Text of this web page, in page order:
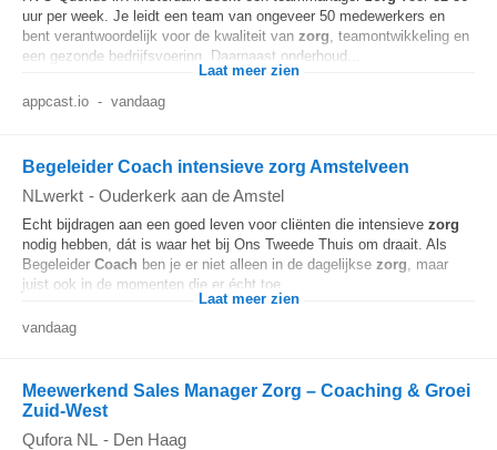
uur per week. Je leidt een team van ongeveer 50 medewerkers en
bent verantwoordelijk voor de kwaliteit van zorg, teamontwikkeling en
een gezonde bedrijfsvoering. Daarnaast onderhoud...
Laat meer zien
appcast.io - vandaag
Begeleider Coach intensieve zorg Amstelveen
NLwerkt - Ouderkerk aan de Amstel
Echt bijdragen aan een goed leven voor cliënten die intensieve zorg
nodig hebben, dát is waar het bij Ons Tweede Thuis om draait. Als
Begeleider Coach ben je er niet alleen in de dagelijkse zorg, maar
juist ook in de momenten die er écht toe...
Laat meer zien
vandaag
Meewerkend Sales Manager Zorg – Coaching & Groei
Zuid-West
Qufora NL - Den Haag